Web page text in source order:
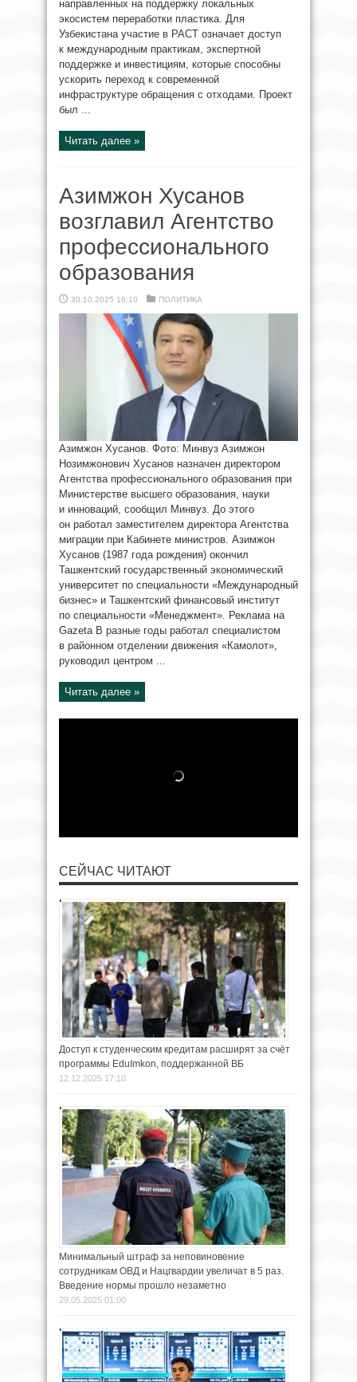
направленных на поддержку локальных
экосистем переработки пластика. Для
Узбекистана участие в PACT означает доступ
к международным практикам, экспертной
поддержке и инвестициям, которые способны
ускорить переход к современной
инфраструктуре обращения с отходами. Проект
был ...
Читать далее »
Азимжон Хусанов
возглавил Агентство
профессионального
образования
30.10.2025 16:10 ПОЛИТИКА
Азимжон Хусанов. Фото: Минвуз Азимжон
Нозимжонович Хусанов назначен директором
Агентства профессионального образования при
Министерстве высшего образования, науки
и инноваций, сообщил Минвуз. До этого
он работал заместителем директора Агентства
миграции при Кабинете министров. Азимжон
Хусанов (1987 года рождения) окончил
Ташкентский государственный экономический
университет по специальности «Международный
бизнес» и Ташкентский финансовый институт
по специальности «Менеджмент». Реклама на
Gazeta В разные годы работал специалистом
в районном отделении движения «Камолот»,
руководил центром ...
Читать далее »
СЕЙЧАС ЧИТАЮТ
Доступ к студенческим кредитам расширят за счёт
программы EduImkon, поддержанной ВБ
12.12.2025 17:10
Минимальный штраф за неповиновение
сотрудникам ОВД и Нацгвардии увеличат в 5 раз.
Введение нормы прошло незаметно
29.05.2025 01:00